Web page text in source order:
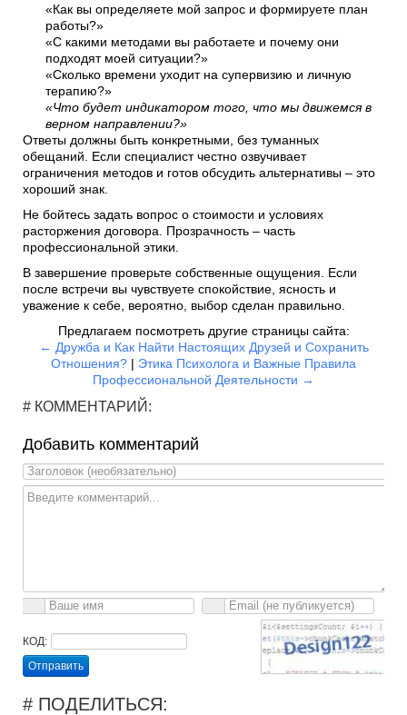
«Как вы определяете мой запрос и формируете план
работы?»
«С какими методами вы работаете и почему они
подходят моей ситуации?»
«Сколько времени уходит на супервизию и личную
терапию?»
«Что будет индикатором того, что мы движемся в
верном направлении?»
Ответы должны быть конкретными, без туманных
обещаний. Если специалист честно озвучивает
ограничения методов и готов обсудить альтернативы – это
хороший знак.
Не бойтесь задать вопрос о стоимости и условиях
расторжения договора. Прозрачность – часть
профессиональной этики.
В завершение проверьте собственные ощущения. Если
после встречи вы чувствуете спокойствие, ясность и
уважение к себе, вероятно, выбор сделан правильно.
Предлагаем посмотреть другие страницы сайта:
← Дружба и Как Найти Настоящих Друзей и Сохранить
Отношения? | Этика Психолога и Важные Правила
Профессиональной Деятельности →
# КОММЕНТАРИЙ:
Добавить комментарий
КОД:
Отправить
# ПОДЕЛИТЬСЯ: